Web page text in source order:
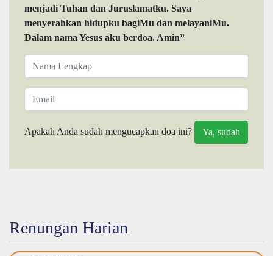
menjadi Tuhan dan Juruslamatku. Saya
menyerahkan hidupku bagiMu dan melayaniMu.
Dalam nama Yesus aku berdoa. Amin”
Apakah Anda sudah mengucapkan doa ini?
Renungan Harian